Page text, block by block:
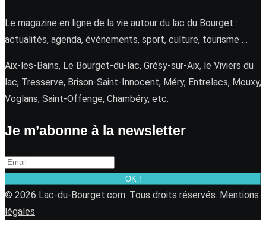
Le magazine en ligne de la vie autour du lac du Bourget :
actualités, agenda, événements, sport, culture, tourisme …
Aix-les-Bains, Le Bourget-du-lac, Grésy-sur-Aix, le Viviers du
lac, Tresserve, Brison-Saint-Innocent, Méry, Entrelacs, Mouxy,
Voglans, Saint-Offenge, Chambéry, etc.
Je m’abonne à la newsletter
OK !
© 2026 Lac-du-Bourget.com. Tous droits réservés. Mentions
légales